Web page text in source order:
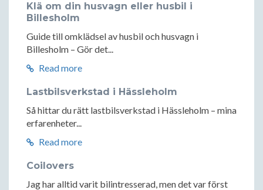
Klä om din husvagn eller husbil i
Billesholm
Guide till omklädsel av husbil och husvagn i
Billesholm – Gör det...
Read more
Lastbilsverkstad i Hässleholm
Så hittar du rätt lastbilsverkstad i Hässleholm – mina
erfarenheter...
Read more
Coilovers
Jag har alltid varit bilintresserad, men det var först